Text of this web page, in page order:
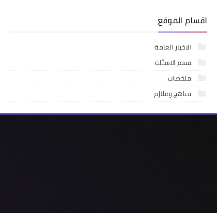
اقسام الموقع
الاخبار العامة
قسم الاسئلة
ملخصات
مناهج وملازم